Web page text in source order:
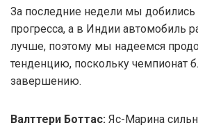
За последние недели мы добились
прогресса, а в Индии автомобиль
лучше, поэтому мы надеемся
тенденцию, поскольку чемпионат
завершению.
Валттери Боттас: Яс-Марина